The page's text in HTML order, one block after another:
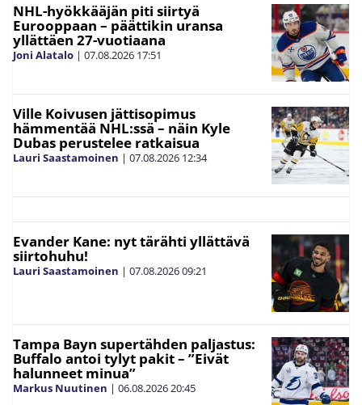
NHL-hyökkääjän piti siirtyä
Eurooppaan – päättikin uransa
yllättäen 27-vuotiaana
Joni Alatalo | 07.08.2026 17:51
Ville Koivusen jättisopimus
hämmentää NHL:ssä – näin Kyle
Dubas perustelee ratkaisua
Lauri Saastamoinen | 07.08.2026 12:34
Evander Kane: nyt tärähti yllättävä
siirtohuhu!
Lauri Saastamoinen | 07.08.202609:21
Tampa Bayn supertähden paljastus:
Buffalo antoi tylyt pakit – ”Eivät
halunneet minua”
Markus Nuutinen | 06.08.202620:45